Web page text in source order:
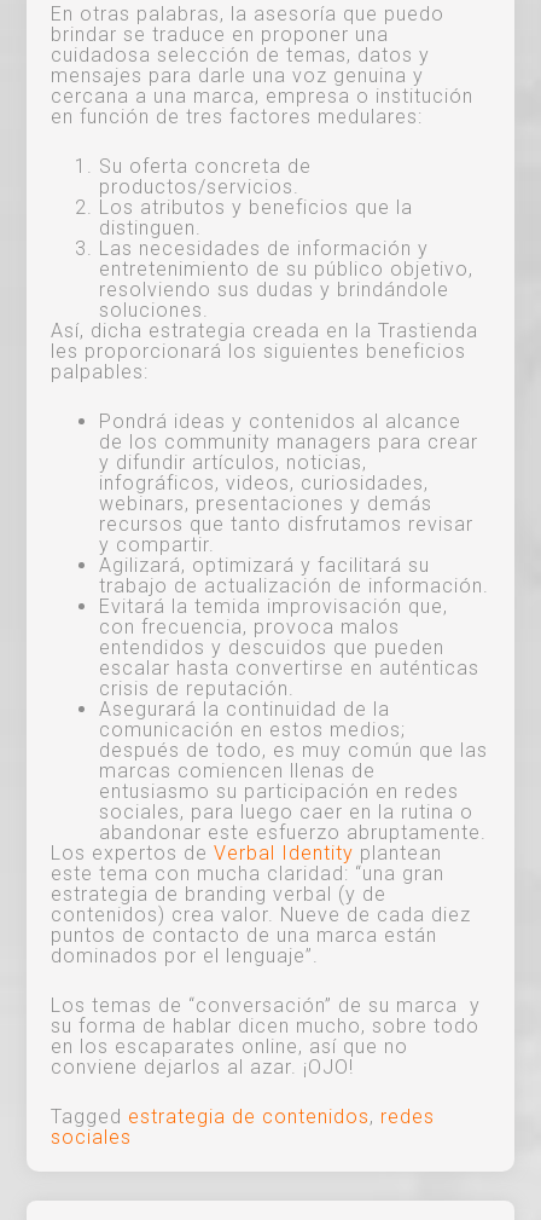
En otras palabras, la asesoría que puedo
brindar se traduce en proponer una
cuidadosa selección de temas, datos y
mensajes para darle una voz genuina y
cercana a una marca, empresa o institución
en función de tres factores medulares:
Su oferta concreta de
productos/servicios.
Los atributos y beneficios que la
distinguen.
Las necesidades de información y
entretenimiento de su público objetivo,
resolviendo sus dudas y brindándole
soluciones.
Así, dicha estrategia creada en la Trastienda
les proporcionará los siguientes beneficios
palpables:
Pondrá ideas y contenidos al alcance
de los community managers para crear
y difundir artículos, noticias,
infográficos, videos, curiosidades,
webinars, presentaciones y demás
recursos que tanto disfrutamos revisar
y compartir.
Agilizará, optimizará y facilitará su
trabajo de actualización de información.
Evitará la temida improvisación que,
con frecuencia, provoca malos
entendidos y descuidos que pueden
escalar hasta convertirse en auténticas
crisis de reputación.
Asegurará la continuidad de la
comunicación en estos medios;
después de todo, es muy común que las
marcas comiencen llenas de
entusiasmo su participación en redes
sociales, para luego caer en la rutina o
abandonar este esfuerzo abruptamente.
Los expertos deVerbal Identity plantean
este tema con mucha claridad: “una gran
estrategia de branding verbal (y de
contenidos) crea valor. Nueve de cada diez
puntos de contacto de una marca están
dominados por el lenguaje”.
Los temas de “conversación” de su marca y
su forma de hablar dicen mucho, sobre todo
en los escaparates online, así que no
conviene dejarlos al azar. ¡OJO!
Tagged estrategia de contenidos, redes
sociales